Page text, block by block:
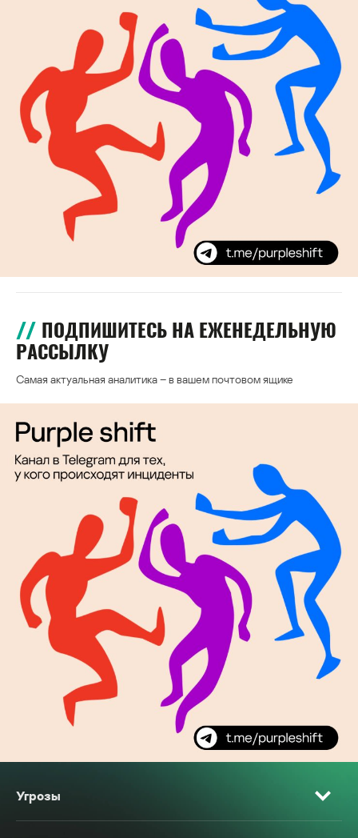
ПОДПИШИТЕСЬ НА ЕЖЕНЕДЕЛЬНУЮ
РАССЫЛКУ
Самая актуальная аналитика – в вашем почтовом ящике
Угрозы